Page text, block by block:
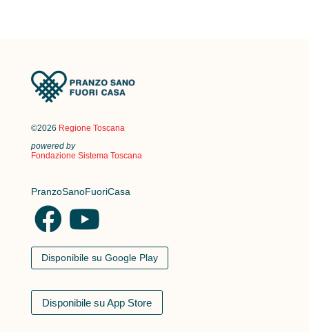
©2026 Regione Toscana
powered by
Fondazione Sistema Toscana
PranzoSanoFuoriCasa
Disponibile su Google Play
Disponibile su App Store